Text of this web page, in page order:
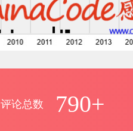
评论总数 790+